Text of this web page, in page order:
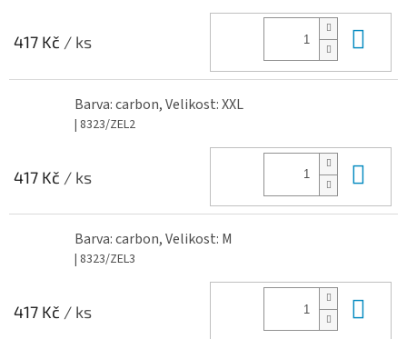
417 Kč / ks
Barva: carbon, Velikost: XXL
| 8323/ZEL2
417 Kč / ks
Barva: carbon, Velikost: M
| 8323/ZEL3
417 Kč / ks